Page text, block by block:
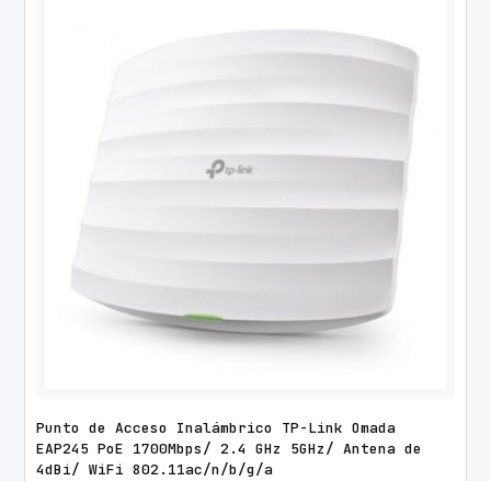
Punto de Acceso Inalámbrico TP-Link Omada
EAP245 PoE 1700Mbps/ 2.4 GHz 5GHz/ Antena de
4dBi/ WiFi 802.11ac/n/b/g/a